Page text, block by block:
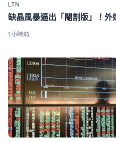
LTN
1小時前